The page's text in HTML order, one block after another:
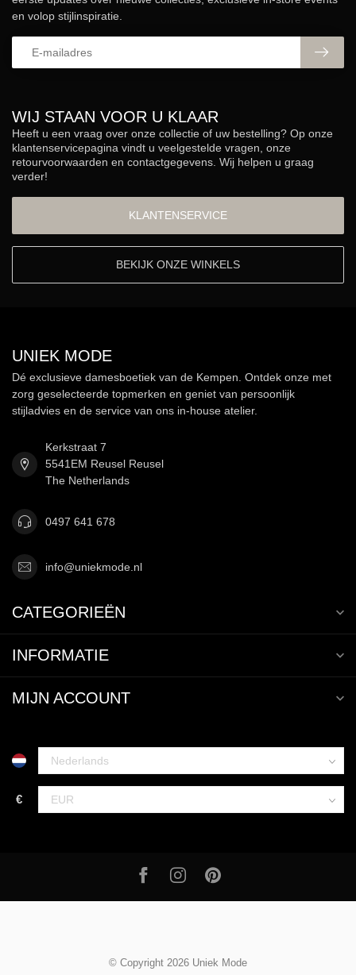
WIJ STAAN VOOR U KLAAR
Heeft u een vraag over onze collectie of uw bestelling? Op onze
klantenservicepagina vindt u veelgestelde vragen, onze
retourvoorwaarden en contactgegevens. Wij helpen u graag
verder!
KLANTENSERVICE
BEKIJK ONZE WINKELS
en volop stijlinspiratie.
UNIEK MODE
Dé exclusieve damesboetiek van de Kempen. Ontdek onze met
zorg geselecteerde topmerken en geniet van persoonlijk
stijladvies en de service van ons in-house atelier.
Kerkstraat 7
5541EM Reusel Reusel
The Netherlands
0497 641 678
info@uniekmode.nl
CATEGORIEËN
INFORMATIE
MIJN ACCOUNT
€
© Copyright 2026 Uniek Mode